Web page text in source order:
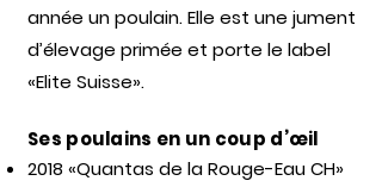
année un poulain. Elle est une jument
d’élevage primée et porte le label
«Elite Suisse».
Ses poulains en un coup d’œil
2018 «Quantas de la Rouge-Eau CH»